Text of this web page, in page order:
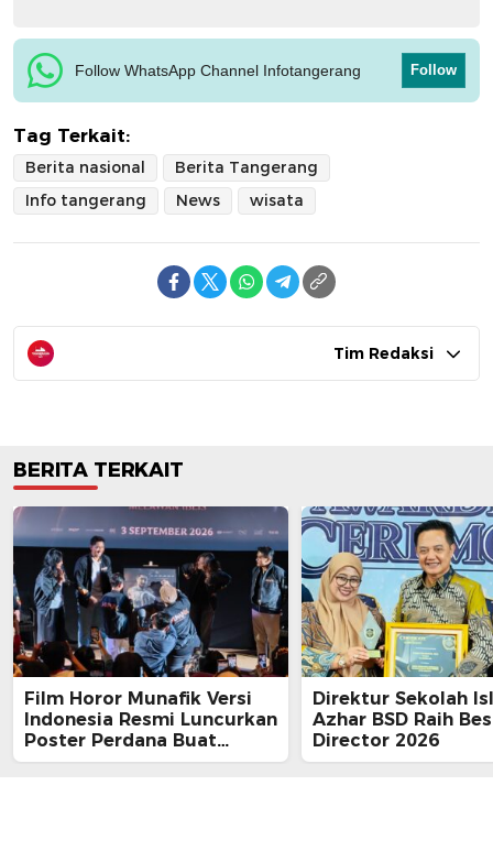
Follow WhatsApp Channel Infotangerang Follow
Tag Terkait:
Berita nasional
Berita Tangerang
Info tangerang
News wisata
Tim Redaksi
BERITA TERKAIT
Film Horor Munafik Versi
Indonesia Resmi Luncurkan
Poster Perdana Buat
Kesan Spiritual Religi
Direktur Sekolah
Azhar BSD Raih
Director 2026